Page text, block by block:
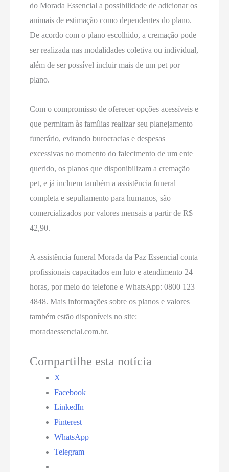
do Morada Essencial a possibilidade de adicionar os
animais de estimação como dependentes do plano.
De acordo com o plano escolhido, a cremação pode
ser realizada nas modalidades coletiva ou individual,
além de ser possível incluir mais de um pet por
plano.
Com o compromisso de oferecer opções acessíveis e
que permitam às famílias realizar seu planejamento
funerário, evitando burocracias e despesas
excessivas no momento do falecimento de um ente
querido, os planos que disponibilizam a cremação
pet, e já incluem também a assistência funeral
completa e sepultamento para humanos, são
comercializados por valores mensais a partir de R$
42,90.
A assistência funeral Morada da Paz Essencial conta
profissionais capacitados em luto e atendimento 24
horas, por meio do telefone e WhatsApp: 0800 123
4848. Mais informações sobre os planos e valores
também estão disponíveis no site:
moradaessencial.com.br.
Compartilhe esta notícia
X
Facebook
LinkedIn
Pinterest
WhatsApp
Telegram